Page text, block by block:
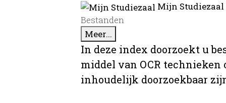
Mijn
Bestanden
Meer...
In deze index doorzoekt u
middel van OCR
inhoudelijk doorzoekbaar